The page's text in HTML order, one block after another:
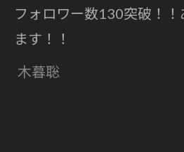
フォロワー数130突破！
ます！！
木暮聡